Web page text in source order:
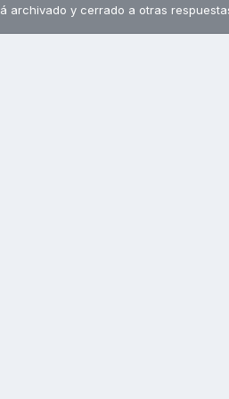
archivado y cerrado a otras